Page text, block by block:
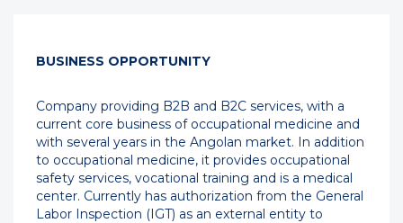
BUSINESS OPPORTUNITY
Company providing B2B and B2C services, with a
current core business of occupational medicine and
with several years in the Angolan market. In addition
to occupational medicine, it provides occupational
safety services, vocational training and is a medical
center. Currently has authorization from the General
Labor Inspection (IGT) as an external entity to